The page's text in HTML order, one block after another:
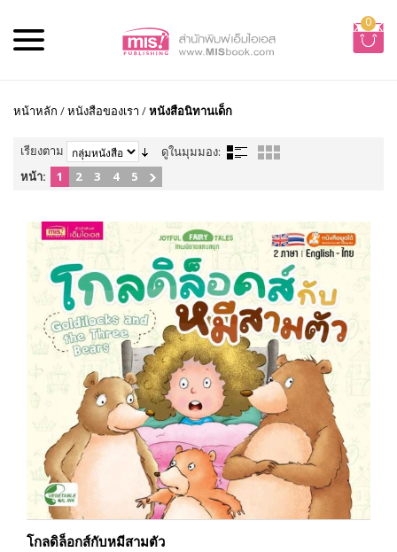
0
หน้าหลัก /หนังสือของเรา /หนังสือนิทานเด็ก
เรียงตาม
ดูในมุมมอง:
หน้า:
1 2 3 4 5
โกลดิล็อกส์กับหมีสามตัว